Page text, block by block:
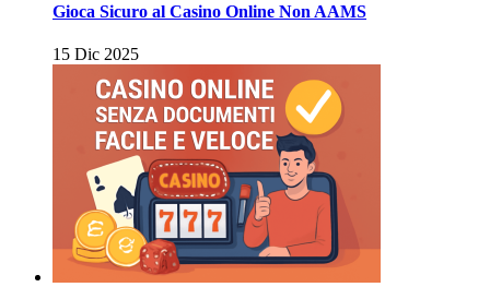
Gioca Sicuro al Casino Online Non AAMS
15 Dic 2025